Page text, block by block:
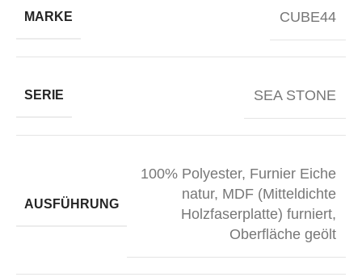
MARKE CUBE44
SERIE SEA STONE
AUSFÜHRUNG
100% Polyester, Furnier Eiche
natur, MDF (Mitteldichte
Holzfaserplatte) furniert,
Oberfläche geölt